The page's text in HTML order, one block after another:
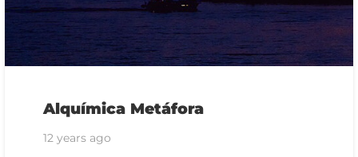
Alquímica Metáfora
12 years ago